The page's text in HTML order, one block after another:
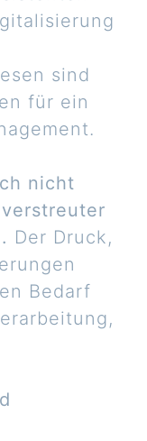
sind
für ein
nicht
Der Druck,
Bedarf